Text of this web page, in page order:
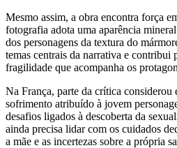
Mesmo assim, a obra encontra força
fotografia adota uma aparência
dos personagens da textura do
temas centrais da narrativa e contribui
fragilidade que acompanha os
Na França, parte da crítica considerou
sofrimento atribuído à jovem
desafios ligados à descoberta da
ainda precisa lidar com os cuidados
a mãe e as incertezas sobre a própria